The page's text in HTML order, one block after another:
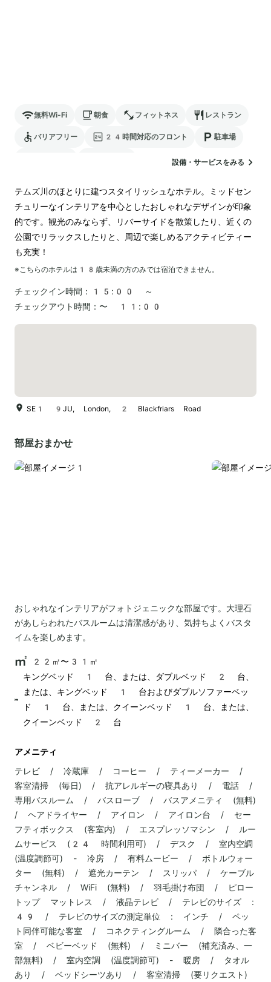
無料Wi-Fi 朝食 フィットネス レストラン
バリアフリー 24時間対応のフロント 駐車場
設備・サービスをみる
テムズ川のほとりに建つスタイリッシュなホテル。ミッドセン
チュリーなインテリアを中心としたおしゃれなデザインが印象
的です。観光のみならず、リバーサイドを散策したり、近くの
公園でリラックスしたりと、周辺で楽しめるアクティビティー
も充実！
※こちらのホテルは 18 歳未満の方のみでは宿泊できません。
チェックイン時間：
15:00 ～
チェックアウト時間： 〜 11:00
SE1 9JU, London, 2 Blackfriars Road
部屋おまかせ
おしゃれなインテリアがフォトジェニックな部屋です。大理石
があしらわれたバスルームは清潔感があり、気持ちよくバスタ
イムを楽しめます。
22㎡〜31㎡
キングベッド 1 台、または、ダブルベッド 2 台、
または、キングベッド 1 台およびダブルソファーベッ
ド 1 台、または、クイーンベッド 1 台、または、
クイーンベッド 2 台
アメニティ
テレビ / 冷蔵庫 / コーヒー / ティーメーカー /
客室清掃 (毎日) / 抗アレルギーの寝具あり / 電話 /
専用バスルーム / バスローブ / バスアメニティ (無料)
/ ヘアドライヤー / アイロン / アイロン台 / セー
フティボックス (客室内) / エスプレッソマシン / ルー
ムサービス (24 時間利用可) / デスク / 室内空調
(温度調節可) - 冷房 / 有料ムービー / ボトルウォー
ター (無料) / 遮光カーテン / スリッパ / ケーブル
チャンネル / WiFi (無料) / 羽毛掛け布団 / ピロー
トップ マットレス / 液晶テレビ / テレビのサイズ :
49 / テレビのサイズの測定単位 : インチ / ペッ
ト同伴可能な客室 / コネクティングルーム / 隣合った客
室 / ベビーベッド (無料) / ミニバー (補充済み、一
部無料) / 室内空調 (温度調節可) - 暖房 / タオル
あり / ベッドシーツあり / 客室清掃 (要リクエスト)